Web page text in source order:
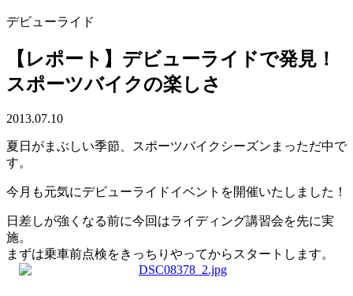
デビューライド
【レポート】デビューライドで発見！
スポーツバイクの楽しさ
2013.07.10
夏日がまぶしい季節、スポーツバイクシーズンまっただ中で
す。
今月も元気にデビューライドイベントを開催いたしました！
日差しが強くなる前に今回はライディング講習会を先に実
施。
まずは乗車前点検をきっちりやってからスタートします。